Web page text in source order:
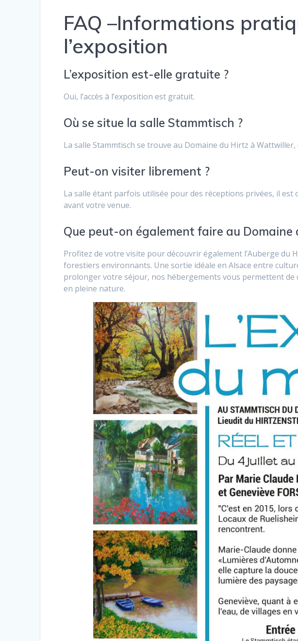
FAQ –Informations
l’exposition
L’exposition est-elle gratuite ?
Oui, l’accès à l’exposition est gratuit.
Où se situe la salle Stammtisch ?
La salle Stammtisch se trouve au Domaine du Hirtz à Wattwiller,
Peut-on visiter librement ?
La salle étant parfois utilisée pour des réceptions privées, il est
avant votre venue.
Que peut-on également faire au Domaine
Profitez de votre visite pour découvrir également l’Auberge du
forestiers environnants. Une sortie idéale en Alsace entre
prolonger votre séjour, nos hébergements vous permettent
en pleine nature.